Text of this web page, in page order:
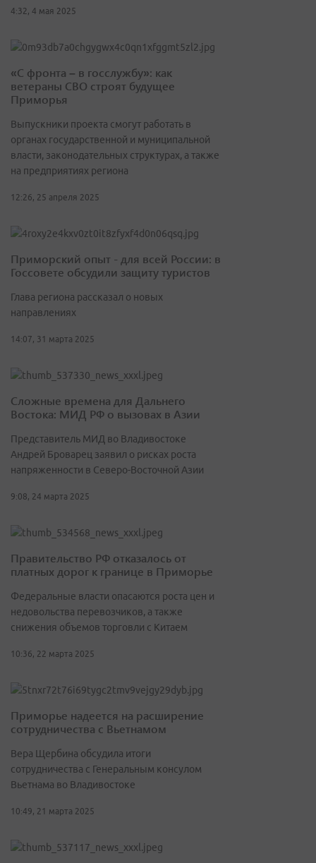
4:32, 4 мая 2025
«С фронта – в госслужбу»: как
ветераны СВО строят будущее
Приморья
Выпускники проекта смогут работать в
органах государственной и муниципальной
власти, законодательных структурах, а также
на предприятиях региона
12:26, 25 апреля 2025
Приморский опыт - для всей России: в
Госсовете обсудили защиту туристов
Глава региона рассказал о новых
направлениях
14:07, 31 марта 2025
Сложные времена для Дальнего
Востока: МИД РФ о вызовах в Азии
Представитель МИД во Владивостоке
Андрей Броварец заявил о рисках роста
напряженности в Северо-Восточной Азии
9:08, 24 марта 2025
Правительство РФ отказалось от
платных дорог к границе в Приморье
Федеральные власти опасаются роста цен и
недовольства перевозчиков, а также
снижения объемов торговли с Китаем
10:36, 22 марта 2025
Приморье надеется на расширение
сотрудничества с Вьетнамом
Вера Щербина обсудила итоги
сотрудничества с Генеральным консулом
Вьетнама во Владивостоке
10:49, 21 марта 2025